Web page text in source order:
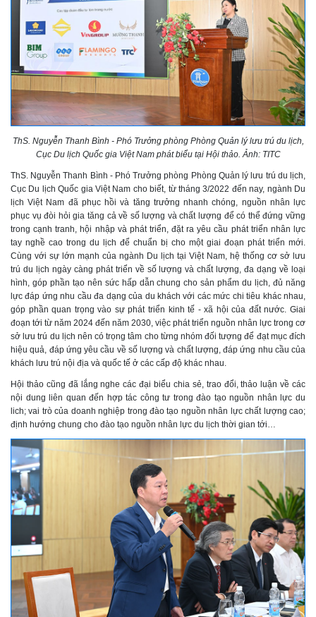
ThS. Nguyễn Thanh Bình - Phó Trưởng phòng Phòng Quản lý lưu trú du lịch,
Cục Du lịch Quốc gia Việt Nam phát biểu tại Hội thảo. Ảnh: TITC
ThS. Nguyễn Thanh Bình - Phó Trưởng phòng Phòng Quản lý lưu trú du lịch,
Cục Du lịch Quốc gia Việt Nam cho biết, từ tháng 3/2022 đến nay, ngành Du
lịch Việt Nam đã phục hồi và tăng trưởng nhanh chóng, nguồn nhân lực
phục vụ đòi hỏi gia tăng cả về số lượng và chất lượng để có thể đứng vững
trong cạnh tranh, hội nhập và phát triển, đặt ra yêu cầu phát triển nhân lực
tay nghề cao trong du lịch để chuẩn bị cho một giai đoạn phát triển mới.
Cùng với sự lớn mạnh của ngành Du lịch tại Việt Nam, hệ thống cơ sở lưu
trú du lịch ngày càng phát triển về số lượng và chất lượng, đa dạng về loại
hình, góp phần tạo nên sức hấp dẫn chung cho sản phẩm du lịch, đủ năng
lực đáp ứng nhu cầu đa dạng của du khách với các mức chi tiêu khác nhau,
góp phần quan trọng vào sự phát triển kinh tế - xã hội của đất nước. Giai
đoạn tới từ năm 2024 đến năm 2030, việc phát triển nguồn nhân lực trong cơ
sở lưu trú du lịch nên có trọng tâm cho từng nhóm đối tượng để đạt mục đích
hiệu quả, đáp ứng yêu cầu về số lượng và chất lượng, đáp ứng nhu cầu của
khách lưu trú nội địa và quốc tế ở các cấp độ khác nhau.
Hội thảo cũng đã lắng nghe các đại biểu chia sẻ, trao đổi, thảo luận về các
nội dung liên quan đến hợp tác công tư trong đào tạo nguồn nhân lực du
lich; vai trò của doanh nghiệp trong đào tạo nguồn nhân lực chất lượng cao;
định hướng chung cho đào tạo nguồn nhân lực du lịch thời gian tới…